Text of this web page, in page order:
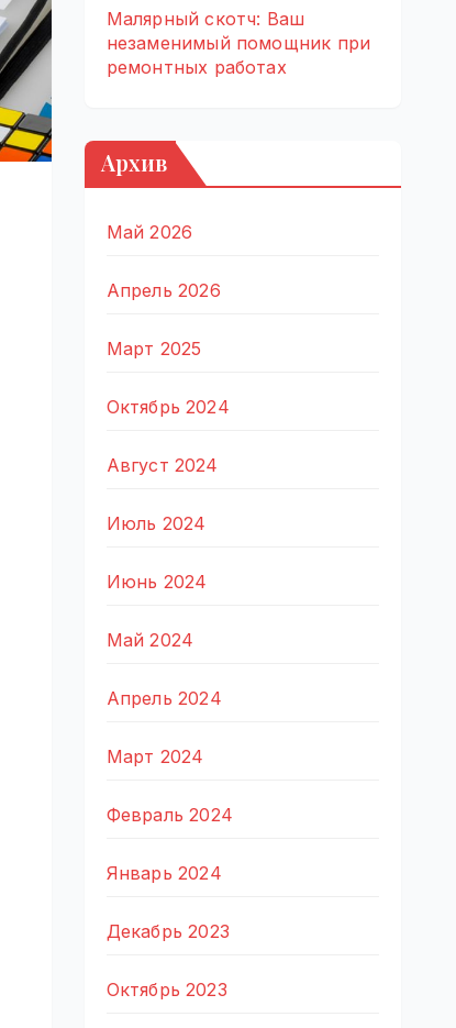
Малярный скотч: Ваш
незаменимый помощник при
ремонтных работах
Архив
Май 2026
Апрель 2026
Март 2025
Октябрь 2024
Август 2024
Июль 2024
Июнь 2024
Май 2024
Апрель 2024
Март 2024
Февраль 2024
Январь 2024
Декабрь 2023
Октябрь 2023